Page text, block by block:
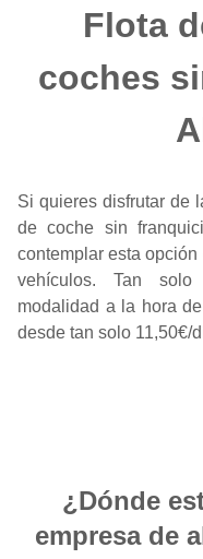
Flota
coches
Si quieres disfrutar de
de coche sin
contemplar esta
vehículos. Tan
modalidad a la hora
desde tan solo 11,50€/
¿Dónde
empresa de